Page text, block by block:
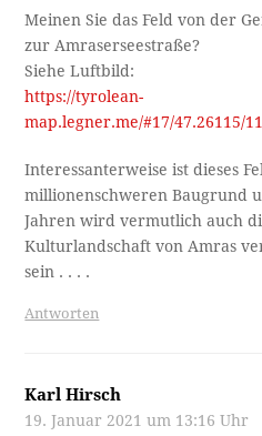
Meinen Sie das Feld von der
zur Amraserseestraße?
Siehe Luftbild:
https://tyrolean-
map.legner.me/#17/47.26115/
Interessanterweise ist dieses
millionenschweren Baugrund
Jahren wird vermutlich auch
Kulturlandschaft von Amras
sein . . . .
Antworten
Karl Hirsch
19. Januar 2021 um 13:16 Uhr